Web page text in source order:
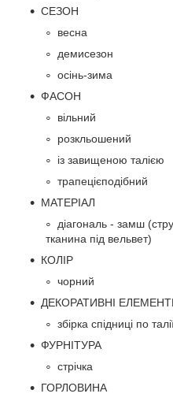
СЕЗОН
весна
демисезон
осінь-зима
ФАСОН
вільний
розкльошений
із завищеною талією
трапецієподібний
МАТЕРІАЛ
діагональ - замш
тканина під вельвет)
КОЛІР
чорний
ДЕКОРАТИВНІ
збірка спідниці по
ФУРНІТУРА
стрічка
ГОРЛОВИНА